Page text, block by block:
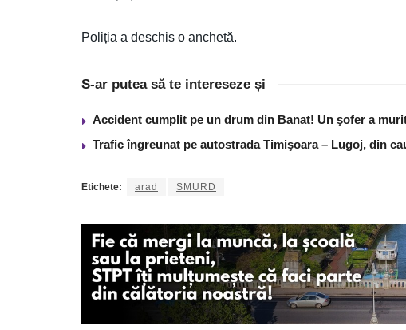
Poliția a deschis o anchetă.
S-ar putea să te intereseze și
Accident cumplit pe un drum din Banat! Un şofer a
Trafic îngreunat pe autostrada Timişoara – Lugoj, din
Etichete: arad SMURD